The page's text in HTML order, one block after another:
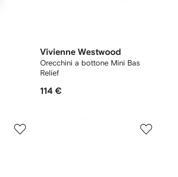
Vivienne Westwood
Orecchini a bottone Mini Bas
Relief
114 €